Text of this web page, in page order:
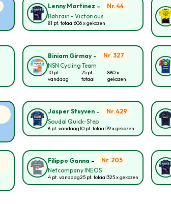
Lenny Martinez -
Nr. 44
Bahrain - Victorious
81 pt. totaal606 x gekozen
Biniam Girmay-
Nr. 327
NSN Cycling Team
10 pt.
vandaag
75 pt.
totaal
880 x
gekozen
Jasper Stuyven-
Nr. 429
Soudal Quick-Step
8 pt. vandaag10 pt. totaal79 x gekozen
Filippo Ganna -
Nr. 205
Netcompany INEOS
4 pt. vandaag25 pt. totaal325 x gekozen